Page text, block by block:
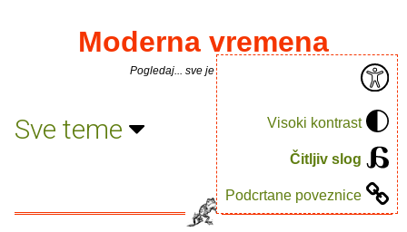
Visoki kontrast
Čitljiv slog
Podcrtane poveznice
Moderna vremena
Pogledaj... sve je puno knjiga.
Sve teme